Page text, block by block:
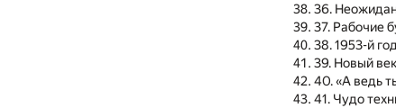
36.
37. Рабочие
38. 1953-й
39. Новый
40. «А ведь
41. Чудо